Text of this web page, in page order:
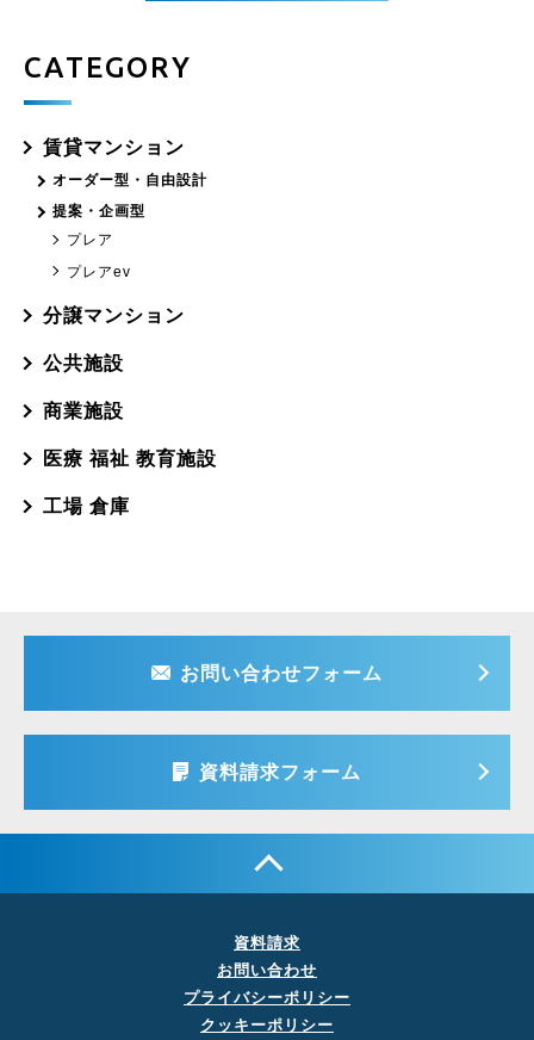
CATEGORY
賃貸マンション
オーダー型・自由設計
提案・企画型
プレア
プレアev
分譲マンション
公共施設
商業施設
医療 福祉 教育施設
工場 倉庫
お問い合わせフォーム
資料請求フォーム
資料請求
お問い合わせ
プライバシーポリシー
クッキーポリシー